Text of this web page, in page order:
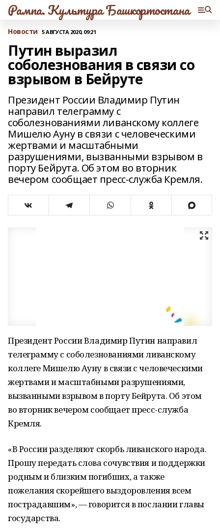
Рампа. Культура Башкортостана
Новости 5 АВГУСТА 2020, 09:21
Путин выразил
соболезнования в связи со
взрывом в Бейруте
Президент России Владимир Путин
направил телеграмму с
соболезнованиями ливанскому коллеге
Мишелю Ауну в связи с человеческими
жертвами и масштабными
разрушениями, вызванными взрывом в
порту Бейрута. Об этом во вторник
вечером сообщает пресс-служба Кремля.
Президент России Владимир Путин направил
телеграмму с соболезнованиями ливанскому
коллеге Мишелю Ауну в связи с человеческими
жертвами и масштабными разрушениями,
вызванными взрывом в порту Бейрута. Об этом
во вторник вечером сообщает пресс-служба
Кремля.
«В России разделяют скорбь ливанского народа.
Прошу передать слова сочувствия и поддержки
родным и близким погибших, а также
пожелания скорейшего выздоровления всем
пострадавшим», — говорится в послании главы
государства.